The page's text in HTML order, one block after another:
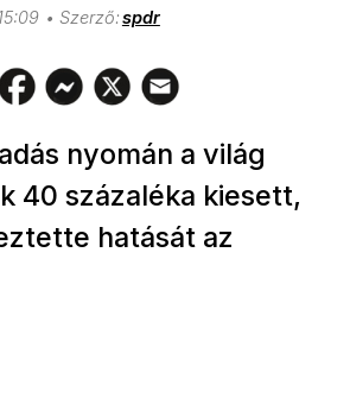
spdr
nyomán a világ
40 százaléka kiesett,
hatását az